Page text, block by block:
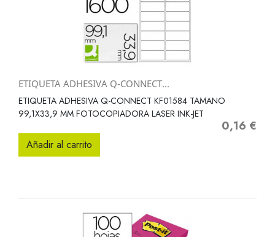
ETIQUETA ADHESIVA Q-CONNECT...
ETIQUETA ADHESIVA Q-CONNECT KF01584 TAMANO
99,1X33,9 MM FOTOCOPIADORA LASER INK-JET
Precio
0,16 €
Añadir al carrito